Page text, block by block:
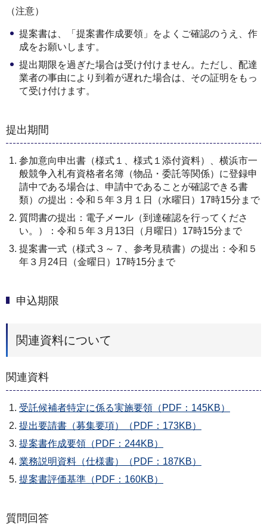
（注意）
提案書は、「提案書作成要領」をよくご確認のうえ、作
成をお願いします。
提出期限を過ぎた場合は受け付けません。ただし、配達
業者の事由により到着が遅れた場合は、その証明をもっ
て受け付けます。
提出期間
参加意向申出書（様式１、様式１添付資料）、横浜市一
般競争入札有資格者名簿（物品・委託等関係）に登録申
請中である場合は、申請中であることが確認できる書
類）の提出：令和５年３月１日（水曜日）17時15分まで
質問書の提出：電子メール（到達確認を行ってくださ
い。）：令和５年３月13日（月曜日）17時15分まで
提案書一式（様式３～７、参考見積書）の提出：令和５
年３月24日（金曜日）17時15分まで
申込期限
関連資料について
関連資料
受託候補者特定に係る実施要領（PDF：145KB）
提出要請書（募集要項）（PDF：173KB）
提案書作成要領（PDF：244KB）
業務説明資料（仕様書）（PDF：187KB）
提案書評価基準（PDF：160KB）
質問回答